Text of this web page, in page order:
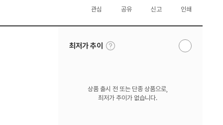
관심 공유 신고 인쇄
최저가 추이
툴
팁
알
상품 출시 전 또는 단종 상품으로,
최저가 추이가 없습니다.